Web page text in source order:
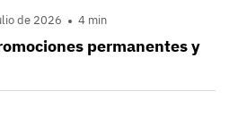
de 2026 4 min
permanentes y